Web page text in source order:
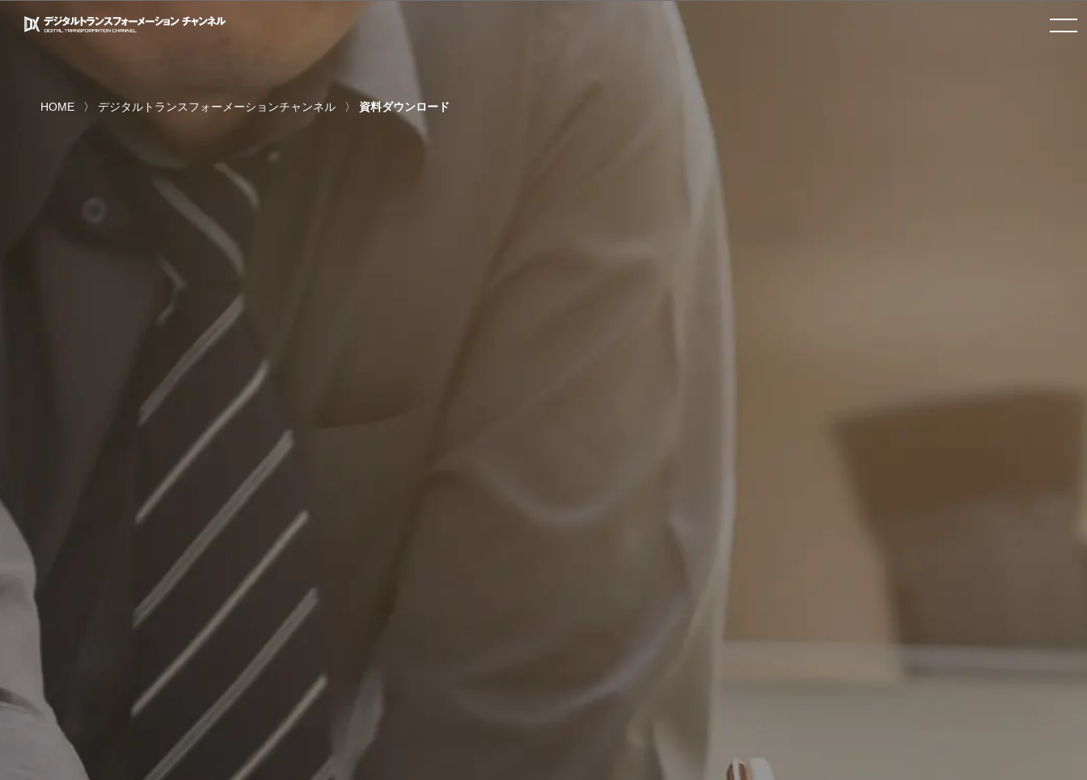
toggle
navigation
HOME デジタルトランスフォーメーションチャンネル 資料ダウンロード